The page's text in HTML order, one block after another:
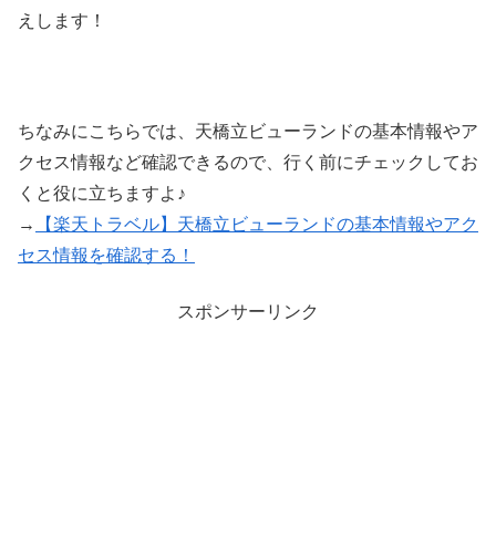
えします！
ちなみにこちらでは、天橋立ビューランドの基本情報やア
クセス情報など確認できるので、行く前にチェックしてお
くと役に立ちますよ♪
→
【楽天トラベル】天橋立ビューランドの基本情報やアク
セス情報を確認する！
スポンサーリンク